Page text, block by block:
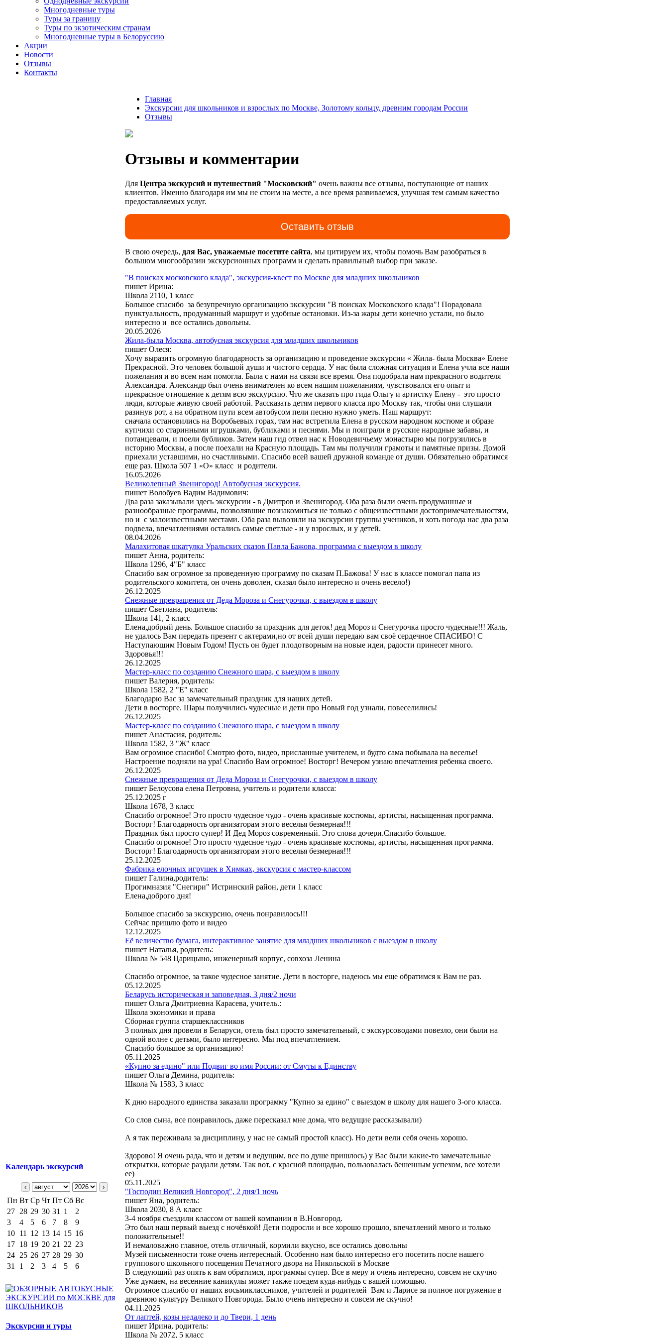
Многодневные туры
Туры за границу
Туры по экзотическим странам
Многодневные туры в Белоруссию
Акции
Новости
Отзывы
Контакты
Календарь экскурсий
‹ ›
Пн Вт Ср Чт Пт Сб Вс
27 28 29 30 31 1
2
3
4 5 6 7 8
9
10 11 12 13 14 15 16
17 18 19 20 21 22 23
24 25 26 27 28 29 30
31
1 2 3 4 5 6
Экскурсии и туры
Главная
Экскурсии для школьников и взрослых по Москве, Золотому кольцу, древним городам России
Отзывы
Отзывы и комментарии
Для Центра экскурсий и путешествий "Московский" очень важны все отзывы, поступающие от наших
клиентов. Именно благодаря им мы не стоим на месте, а все время развиваемся, улучшая тем самым качество
предоставляемых услуг.
Обращаем Ваше внимание, что при заказе экскурсий и оформлении бланков заказа нажатие кнопки
"Отправить" или "Заказать" означаетсогласие на обработку Ваших персональных данных (Федеральный
закон № 152-ФЗ от 27.07.2006 г. «О персональных данных»).Вы даете согласие Центру экскурсий и
путешествий «Московский» на обработку своих персональных данных (ФИО, телефон, e-mail) в целях
обработки своего заказа и связи с вами. Обработка осуществляется в соответствии сПолитикой
конфиденциальности. Согласие может быть отозвано путём направления письменного заявления на адрес
moscentre@yandex.ru.
Оставить отзыв
В свою очередь, для Вас, уважаемые посетите сайта, мы цитируем их, чтобы помочь Вам разобраться в
большом многообразии экскурсионных программ и сделать правильный выбор при заказе.
"В поисках московского клада", экскурсия-квест по Москве для младших школьников
пишет Ирина:
Школа 2110, 1 класс
Большое спасибо за безупречную организацию экскурсии "В поисках Московского клада"! Порадовала
пунктуальность, продуманный маршрут и удобные остановки. Из-за жары дети конечно устали, но было
интересно и все остались довольны.
20.05.2026
Жила-была Москва, автобусная экскурсия для младших школьников
пишет Олеся:
Хочу выразить огромную благодарность за организацию и проведение экскурсии « Жила- была Москва» Елене
Прекрасной. Это человек большой души и чистого сердца. У нас была сложная ситуация и Елена учла все наши
пожелания и во всем нам помогла. Была с нами на связи все время. Она подобрала нам прекрасного водителя
Александра. Александр был очень внимателен ко всем нашим пожеланиям, чувствовался его опыт и
прекрасное отношение к детям всю экскурсию. Что же сказать про гида Ольгу и артистку Елену - это просто
люди, которые живую своей работой. Рассказать детям первого класса про Москву так, чтобы они слушали
разинув рот, а на обратном пути всем автобусом пели песню нужно уметь. Наш маршрут:
сначала остановились на Воробьевых горах, там нас встретила Елена в русском народном костюме и образе
купчихи со старинными игрушками, бубликами и песнями. Мы и поиграли в русские народные забавы, и
потанцевали, и поели бубликов. Затем наш гид отвел нас к Новодевичьему монастырю мы погрузились в
историю Москвы, а после поехали на Красную площадь. Там мы получили грамоты и памятные призы. Домой
приехали уставшими, но счастливыми. Спасибо всей вашей дружной команде от души. Обязательно обратимся
еще раз. Школа 507 1 «О» класс и родители.
16.05.2026
Великолепный Звенигород! Автобусная экскурсия.
пишет Волобуев Вадим Вадимович:
Два раза заказывали здесь экскурсии - в Дмитров и Звенигород. Оба раза были очень продуманные и
разнообразные программы, позволявшие познакомиться не только с общеизвестными достопримечательностям,
но и с малоизвестными местами. Оба раза вывозили на экскурсии группы учеников, и хоть погода нас два раза
подвела, впечатлениями остались самые светлые - и у взрослых, и у детей.
08.04.2026
Малахитовая шкатулка Уральских сказов Павла Бажова, программа с выездом в школу
пишет Анна, родитель:
Школа 1296, 4"Б" класс
Спасибо вам огромное за проведенную программу по сказам П.Бажова! У нас в классе помогал папа из
родительского комитета, он очень доволен, сказал было интересно и очень весело!)
26.12.2025
Снежные превращения от Деда Мороза и Снегурочки, с выездом в школу
пишет Светлана, родитель:
Школа 141, 2 класс
Елена,добрый день. Большое спасибо за праздник для деток! дед Мороз и Снегурочка просто чудесные!!! Жаль,
не удалось Вам передать презент с актерами,но от всей души передаю вам своё сердечное СПАСИБО! С
Наступающим Новым Годом! Пусть он будет плодотворным на новые идеи, радости принесет много.
Здоровья!!!
26.12.2025
Мастер-класс по созданию Снежного шара, с выездом в школу
пишет Валерия, родитель:
Школа 1582, 2 "Е" класс
Благодарю Вас за замечательный праздник для наших детей.
Дети в восторге. Шары получились чудесные и дети про Новый год узнали, повеселились!
26.12.2025
Мастер-класс по созданию Снежного шара, с выездом в школу
пишет Анастасия, родитель:
Школа 1582, 3 "Ж" класс
Вам огромное спасибо! Смотрю фото, видео, присланные учителем, и будто сама побывала на веселье!
Настроение подняли на ура! Спасибо Вам огромное! Восторг! Вечером узнаю впечатления ребенка своего.
26.12.2025
Снежные превращения от Деда Мороза и Снегурочки, с выездом в школу
пишет Белоусова елена Петровна, учитель и родители класса:
25.12.2025 г
Школа 1678, 3 класс
Спасибо огромное! Это просто чудесное чудо - очень красивые костюмы, артисты, насыщенная программа.
Восторг! Благодарность организаторам этого веселья безмерная!!!
Праздник был просто супер! И Дед Мороз современный. Это слова дочери.Спасибо большое.
Спасибо огромное! Это просто чудесное чудо - очень красивые костюмы, артисты, насыщенная программа.
Восторг! Благодарность организаторам этого веселья безмерная!!!
25.12.2025
Фабрика елочных игрушек в Химках, экскурсия с мастер-классом
пишет Галина,родитель:
Прогимназия "Снегири" Истринский район, дети 1 класс
Елена,доброго дня!
Большое спасибо за экскурсию, очень понравилось!!!
Сейчас пришлю фото и видео
12.12.2025
Её величество бумага, интерактивное занятие для младших школьников с выездом в школу
пишет Наталья, родитель:
Школа № 548 Царицыно, инженерный корпус, совхоза Ленина
Спасибо огромное, за такое чудесное занятие. Дети в восторге, надеюсь мы еще обратимся к Вам не раз.
05.12.2025
Беларусь историческая и заповедная, 3 дня/2 ночи
пишет Ольга Дмитриевна Карасева, учитель.:
Школа экономики и права
Сборная группа старшеклассников
3 полных дня провели в Беларуси, отель был просто замечательный, с экскурсоводами повезло, они были на
одной волне с детьми, было интересно. Мы под впечатлением.
Спасибо большое за организацию!
05.11.2025
«Купно за едино" или Подвиг во имя России: от Смуты к Единству
пишет Ольга Демина, родитель:
Школа № 1583, 3 класс
К дню народного единства заказали программу "Купно за едино" с выездом в школу для нашего 3-ого класса.
Со слов сына, все понравилось, даже пересказал мне дома, что ведущие рассказывали)
А я так переживала за дисциплину, у нас не самый простой класс). Но дети вели себя очень хорошо.
Здорово! Я очень рада, что и детям и ведущим, все по душе пришлось) у Вас были какие-то замечательные
открытки, которые раздали детям. Так вот, с красной площадью, пользовалась бешенным успехом, все хотели
ее)
05.11.2025
"Господин Великий Новгород", 2 дня/1 ночь
пишет Яна, родитель:
Школа 2030, 8 А класс
3-4 ноября съездили классом от вашей компании в В.Новгород.
Это был наш первый выезд с ночёвкой! Дети подросли и все хорошо прошло, впечатлений много и только
положительные!!
И немаловажно главное, отель отличный, кормили вкусно, все остались довольны
Музей письменности тоже очень интересный. Особенно нам было интересно его посетить после нашего
группового школьного посещения Печатного двора на Никольской в Москве
В следующий раз опять к вам обратимся, программы супер. Все в меру и очень интересно, совсем не скучно
Уже думаем, на весенние каникулы может также поедем куда-нибудь с вашей помощью.
Огромное спасибо от наших восьмиклассников, учителей и родителей Вам и Ларисе за полное погружение в
древнюю культуру Великого Новгорода. Было очень интересно и совсем не скучно!
04.11.2025
От лаптей, козы недалеко и до Твери, 1 день
пишет Ирина, родитель:
Школа № 2072, 5 класс